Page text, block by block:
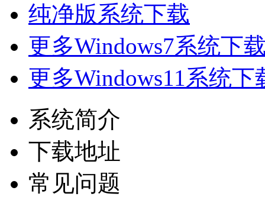
纯净版系统下载
更多Windows7系统下
更多Windows11系统下
系统简介
下载地址
常见问题